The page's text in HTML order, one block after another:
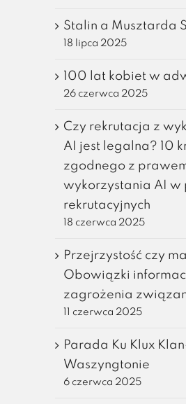
Stalin a Musztarda
18 lipca 2025
100 lat kobiet w
26 czerwca 2025
Czy rekrutacja z
AI jest legalna? 10
zgodnego z
wykorzystania AI w
rekrutacyjnych
18 czerwca 2025
Przejrzystość czy
Obowiązki
zagrożenia
11 czerwca 2025
Parada Ku Klux
Waszyngtonie
6 czerwca 2025